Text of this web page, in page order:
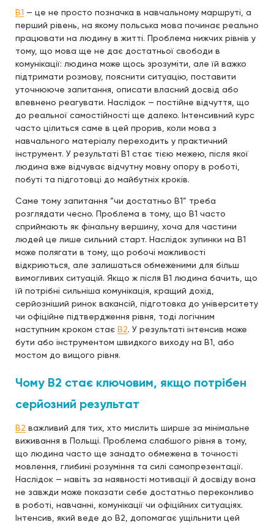
B1 — це не просто позначка в навчальному маршруті, а
перший рівень, на якому польська мова починає реально
працювати на людину в житті. Проблема нижчих рівнів у
тому, що мова ще не дає достатньої свободи в
комунікації: людина може щось зрозуміти, але їй важко
підтримати розмову, пояснити ситуацію, поставити
уточнююче запитання, описати власний досвід або
впевнено реагувати. Наслідок — постійне відчуття, що
до реальної самостійності ще далеко. Інтенсивний курс
часто цілиться саме в цей прорив, коли мова з
навчального матеріалу переходить у практичний
інструмент. У результаті B1 стає тією межею, після якої
людина вже відчуває відчутну мовну опору в роботі,
побуті та підготовці до майбутніх кроків.
Саме тому запитання “чи достатньо B1” треба
розглядати чесно. Проблема в тому, що B1 часто
сприймають як фінальну вершину, хоча для частини
людей це лише сильний старт. Наслідок зупинки на B1
може полягати в тому, що робочі можливості
відкриються, але залишаться обмеженими для більш
вимогливих ситуацій. Якщо ж після B1 людина бачить, що
їй потрібні сильніша комунікація, кращий дохід,
серйозніший ринок вакансій, підготовка до університету
чи офіційне підтвердження рівня, тоді логічним
наступним кроком стає B2. У результаті інтенсив може
бути або інструментом швидкого виходу на B1, або
мостом до вищого рівня.
Чому B2 стає ключовим, якщо потрібен
серйозний результат
B2 важливий для тих, хто мислить ширше за мінімальне
виживання в Польщі. Проблема слабшого рівня в тому,
що людина часто ще занадто обмежена в точності
мовлення, глибині розуміння та силі самопрезентації.
Наслідок — навіть за наявності мотивації й досвіду вона
не завжди може показати себе достатньо переконливо
в роботі, навчанні, комунікації чи офіційних ситуаціях.
Інтенсив, який веде до B2, допомагає ущільнити цей